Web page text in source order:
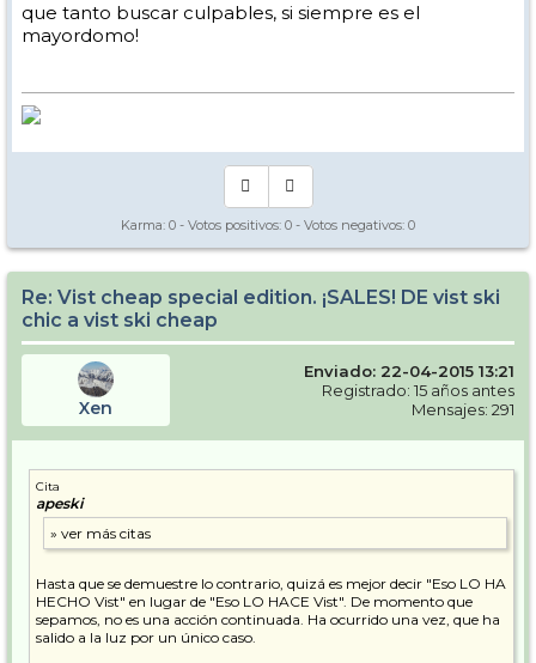
que tanto buscar culpables, si siempre es el
mayordomo!
Karma: 0 - Votos positivos: 0 - Votos negativos: 0
Re: Vist cheap special edition. ¡SALES! DE vist ski
chic a vist ski cheap
Xen
Enviado: 22-04-2015 13:21
Registrado: 15 años antes
Mensajes: 291
Cita
apeski
Hasta que se demuestre lo contrario, quizá es mejor decir "Eso LO HA
HECHO Vist" en lugar de "Eso LO HACE Vist". De momento que
sepamos, no es una acción continuada. Ha ocurrido una vez, que ha
salido a la luz por un único caso.